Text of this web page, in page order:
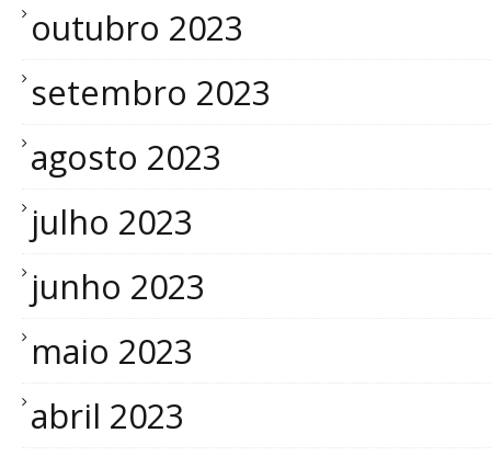
outubro 2023
setembro 2023
agosto 2023
julho 2023
junho 2023
maio 2023
abril 2023